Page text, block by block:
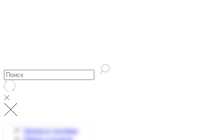
Оплата и доставка